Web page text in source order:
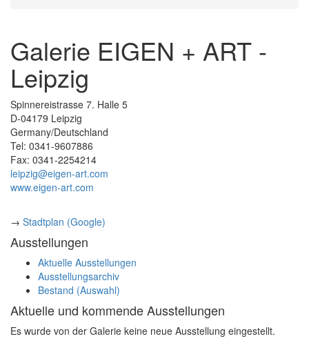
Galerie EIGEN + ART -
Leipzig
Spinnereistrasse 7. Halle 5
D-04179 Leipzig
Germany/Deutschland
Tel: 0341-9607886
Fax: 0341-2254214
leipzig@eigen-art.com
www.eigen-art.com
→ Stadtplan (Google)
Ausstellungen
Aktuelle Ausstellungen
Ausstellungsarchiv
Bestand (Auswahl)
Aktuelle und kommende Ausstellungen
Es wurde von der Galerie keine neue Ausstellung eingestellt.